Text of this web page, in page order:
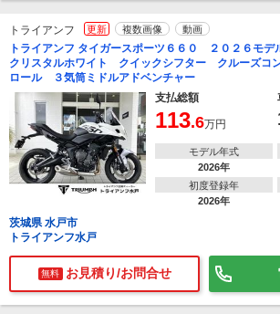
トライアンフ 更新 複数画像 動画
トライアンフ タイガースポーツ６６０ ２０２６モ
クリスタルホワイト クイックシフター クルーズコ
ロール ３気筒ミドルアドベンチャー
支払総額
113.6万円
モデル年式
2026年
初度登録年
2026年
茨城県 水戸市
トライアンフ水戸
無料 お見積り/お問合せ